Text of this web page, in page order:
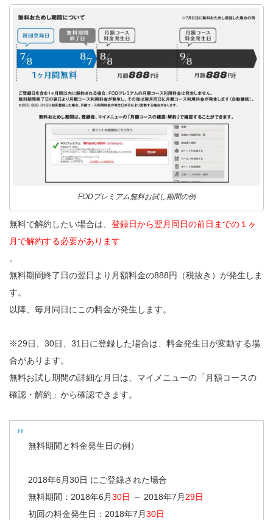
FODプレミアム無料お試し期間の例
無料で解約したい場合は、 登録日から翌月同日の前日までの１ヶ
月で解約する必要があります
。
無料期間終了日の翌日より月額料金の888円（税抜き）が発生しま
す。
以降、毎月同日にこの料金が発生します。
※29日、30日、31日に登録した場合は、料金発生日が変動する場
合があります。
無料お試し期間の詳細な月日は、マイメニューの「月額コースの
確認・解約」から確認できます。
無料期間と料金発生日の例）
2018年6月30日 にご登録された場合
無料期間：2018年6月30日 ～ 2018年7月29日
初回の料金発生日：2018年7月30日